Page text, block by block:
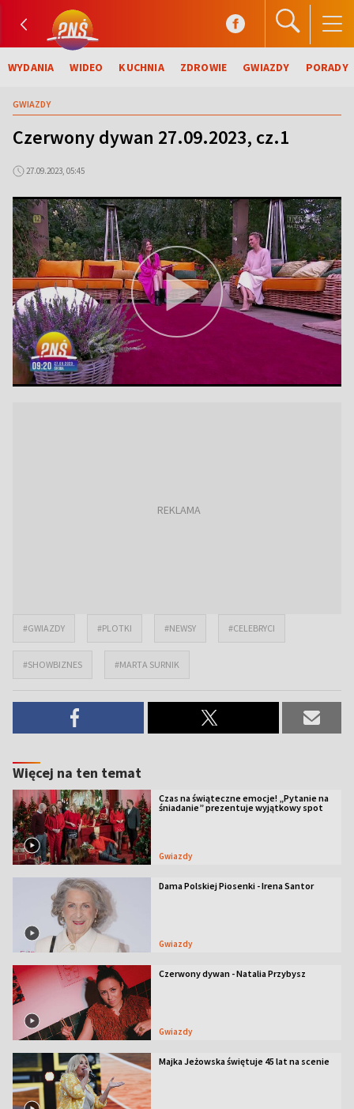
WYDANIA WIDEO KUCHNIA ZDROWIE GWIAZDY PORADY
GWIAZDY
Czerwony dywan 27.09.2023, cz.1
27.09.2023, 05:45
#GWIAZDY #PLOTKI #NEWSY #CELEBRYCI
#SHOWBIZNES #MARTA SURNIK
Więcej na ten temat
Czas na świąteczne emocje! „Pytanie na
śniadanie” prezentuje wyjątkowy spot
Gwiazdy
Dama Polskiej Piosenki - Irena Santor
Gwiazdy
Czerwony dywan - Natalia Przybysz
Gwiazdy
Majka Jeżowska świętuje 45 lat na scenie